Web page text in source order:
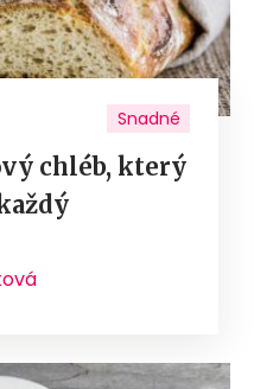
Snadné
chléb, který